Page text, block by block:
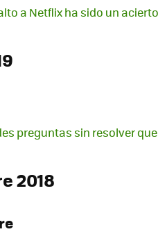
a Netflix ha sido un
preguntas sin resolver
2018